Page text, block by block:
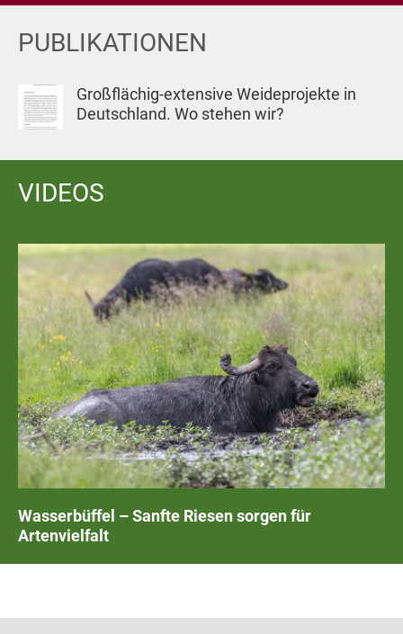
PUBLIKATIONEN
Großflächig-extensive Weideprojekte in
Deutschland. Wo stehen wir?
VIDEOS
Wasserbüffel – Sanfte Riesen sorgen für
Artenvielfalt